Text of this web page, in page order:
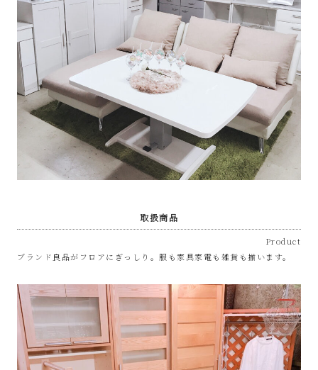
リ
サ
イ
ョ
ッ
プ
あ
取扱商品
Product
ブランド良品がフロアにぎっしり。服も家具家電も雑貨も揃います。